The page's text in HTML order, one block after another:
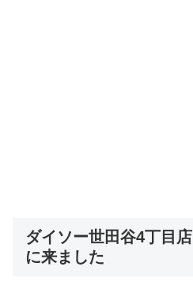
ダイソー世田谷4丁目店
に来ました